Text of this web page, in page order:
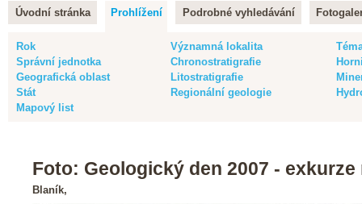
Úvodní stránka Prohlížení Podrobné vyhledávání
Rok Významná lokalita
Správní jednotka
Chronostratigrafie
Geografická oblast
Litostratigrafie
Stát
Regionální geologie
Mapový list
Foto: Geologický den 2007 - exkurze
Blaník,